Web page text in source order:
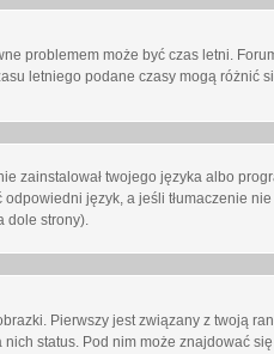
problemem może być czas letni.
letniego podane czasy mogą różnić
twojego języka albo
język, a jeśli tłumaczenie
dole strony).
Pierwszy jest związany z twoją
status. Pod nim może znajdować